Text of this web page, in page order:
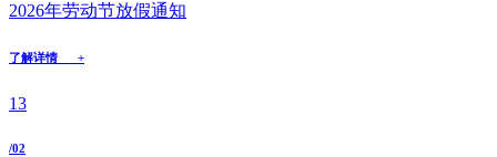
2026年劳动节放假通知
了解详情 +
13
/02